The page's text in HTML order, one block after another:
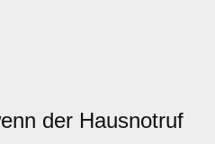
der Hausnotruf